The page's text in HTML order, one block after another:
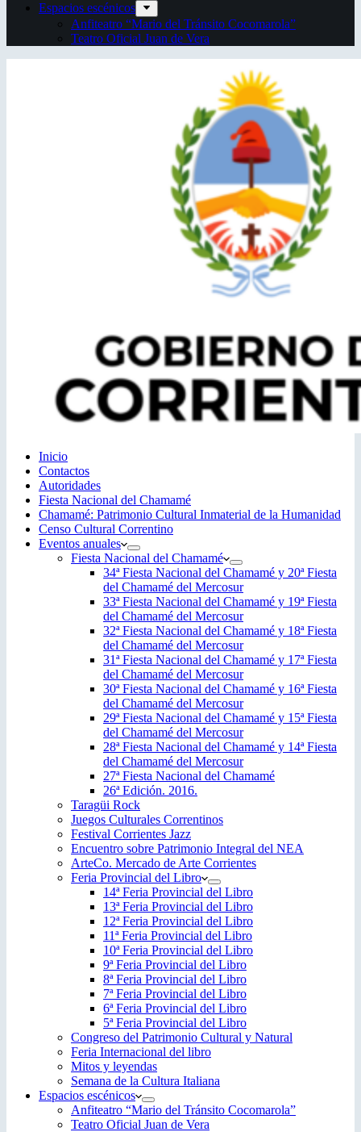
Espacios escénicos
Anfiteatro “Mario del Tránsito Cocomarola”
Teatro Oficial Juan de Vera
Inicio
Contactos
Autoridades
Fiesta Nacional del Chamamé
Chamamé: Patrimonio Cultural Inmaterial de la Humanidad
Censo Cultural Correntino
Eventos anuales
Fiesta Nacional del Chamamé
34ª Fiesta Nacional del Chamamé y 20ª Fiesta
del Chamamé del Mercosur
33ª Fiesta Nacional del Chamamé y 19ª Fiesta
del Chamamé del Mercosur
32ª Fiesta Nacional del Chamamé y 18ª Fiesta
del Chamamé del Mercosur
31ª Fiesta Nacional del Chamamé y 17ª Fiesta
del Chamamé del Mercosur
30ª Fiesta Nacional del Chamamé y 16ª Fiesta
del Chamamé del Mercosur
29ª Fiesta Nacional del Chamamé y 15ª Fiesta
del Chamamé del Mercosur
28ª Fiesta Nacional del Chamamé y 14ª Fiesta
del Chamamé del Mercosur
27ª Fiesta Nacional del Chamamé
26ª Edición. 2016.
Taragüi Rock
Juegos Culturales Correntinos
Festival Corrientes Jazz
Encuentro sobre Patrimonio Integral del NEA
ArteCo. Mercado de Arte Corrientes
Feria Provincial del Libro
14ª Feria Provincial del Libro
13ª Feria Provincial del Libro
12ª Feria Provincial del Libro
11ª Feria Provincial del Libro
10ª Feria Provincial del Libro
9ª Feria Provincial del Libro
8ª Feria Provincial del Libro
7ª Feria Provincial del Libro
6ª Feria Provincial del Libro
5ª Feria Provincial del Libro
Congreso del Patrimonio Cultural y Natural
Feria Internacional del libro
Mitos y leyendas
Semana de la Cultura Italiana
Espacios escénicos
Anfiteatro “Mario del Tránsito Cocomarola”
Teatro Oficial Juan de Vera